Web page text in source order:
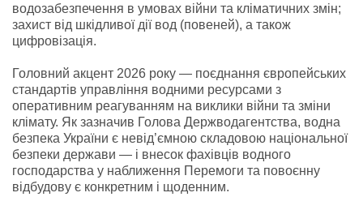
водозабезпечення в умовах війни та кліматичних змін;
захист від шкідливої дії вод (повеней), а також
цифровізація.
Головний акцент 2026 року — поєднання європейських
стандартів управління водними ресурсами з
оперативним реагуванням на виклики війни та зміни
клімату. Як зазначив Голова Держводагентства, водна
безпека України є невід’ємною складовою національної
безпеки держави — і внесок фахівців водного
господарства у наближення Перемоги та повоєнну
відбудову є конкретним і щоденним.